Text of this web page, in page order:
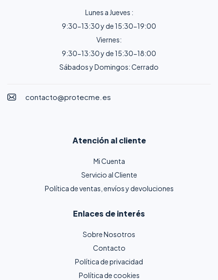
Lunes a Jueves :
9:30-13:30 y de 15:30-19:00
Viernes:
9:30-13:30 y de 15:30-18:00
Sábados y Domingos: Cerrado
contacto@protecme.es
Atención al cliente
Mi Cuenta
Servicio al Cliente
Política de ventas, envíos y devoluciones
Enlaces de interés
Sobre Nosotros
Contacto
Política de privacidad
Política de cookies